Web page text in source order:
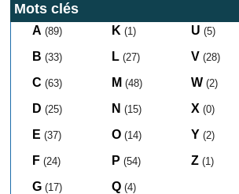
Mots clés
A (89)
B (33)
C (63)
D (25)
E (37)
F (24)
G (17)
K (1)
L (27)
M (48)
N (15)
O (14)
P (54)
Q (4)
U (5)
V (28)
W (2)
X (0)
Y (2)
Z (1)